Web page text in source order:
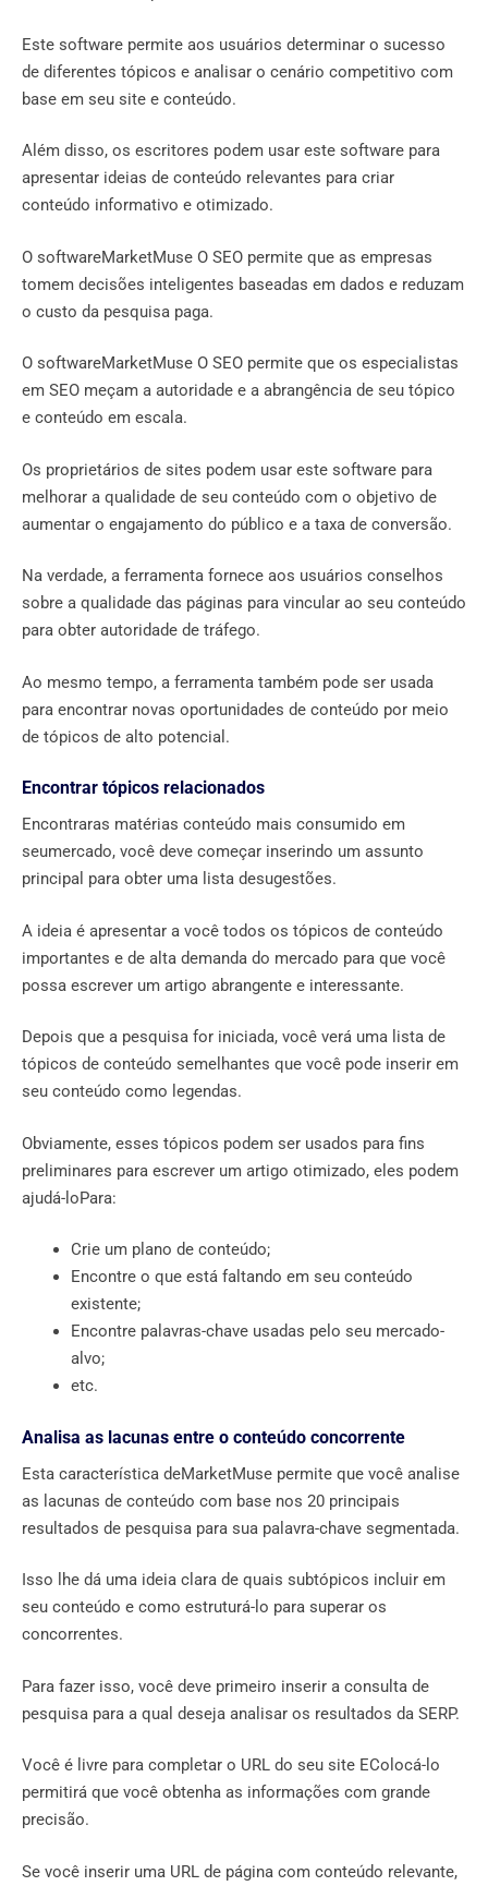
Este software permite aos usuários determinar o sucesso
de diferentes tópicos e analisar o cenário competitivo com
base em seu site e conteúdo.
Além disso, os escritores podem usar este software para
apresentar ideias de conteúdo relevantes para criar
conteúdo informativo e otimizado.
O softwareMarketMuse O SEO permite que as empresas
tomem decisões inteligentes baseadas em dados e reduzam
o custo da pesquisa paga.
O softwareMarketMuse O SEO permite que os especialistas
em SEO meçam a autoridade e a abrangência de seu tópico
e conteúdo em escala.
Os proprietários de sites podem usar este software para
melhorar a qualidade de seu conteúdo com o objetivo de
aumentar o engajamento do público e a taxa de conversão.
Na verdade, a ferramenta fornece aos usuários conselhos
sobre a qualidade das páginas para vincular ao seu conteúdo
para obter autoridade de tráfego.
Ao mesmo tempo, a ferramenta também pode ser usada
para encontrar novas oportunidades de conteúdo por meio
de tópicos de alto potencial.
Encontrar tópicos relacionados
Encontraras matérias conteúdo mais consumido em
seumercado, você deve começar inserindo um assunto
principal para obter uma lista desugestões.
A ideia é apresentar a você todos os tópicos de conteúdo
importantes e de alta demanda do mercado para que você
possa escrever um artigo abrangente e interessante.
Depois que a pesquisa for iniciada, você verá uma lista de
tópicos de conteúdo semelhantes que você pode inserir em
seu conteúdo como legendas.
Obviamente, esses tópicos podem ser usados ​​para fins
preliminares para escrever um artigo otimizado, eles podem
ajudá-loPara:
Crie um plano de conteúdo;
Encontre o que está faltando em seu conteúdo
existente;
Encontre palavras-chave usadas pelo seu mercado-
alvo;
etc.
Analisa as lacunas entre o conteúdo concorrente
Esta característica deMarketMuse permite que você analise
as lacunas de conteúdo com base nos 20 principais
resultados de pesquisa para sua palavra-chave segmentada.
Isso lhe dá uma ideia clara de quais subtópicos incluir em
seu conteúdo e como estruturá-lo para superar os
concorrentes.
Para fazer isso, você deve primeiro inserir a consulta de
pesquisa para a qual deseja analisar os resultados da SERP.
Você é livre para completar o URL do seu site EColocá-lo
permitirá que você obtenha as informações com grande
precisão.
Se você inserir uma URL de página com conteúdo relevante,